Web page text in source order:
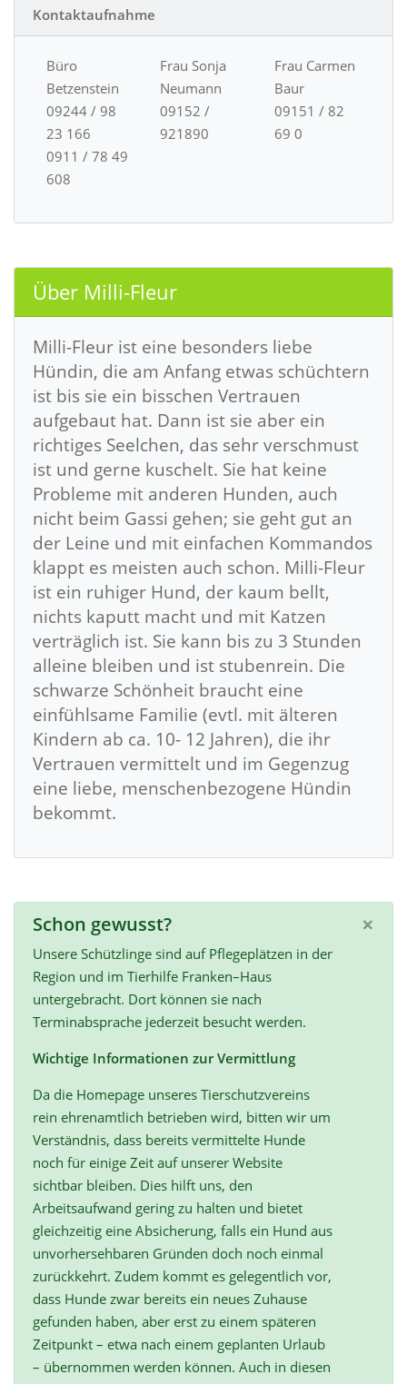
Kontaktaufnahme
Büro
Betzenstein
09244 / 98
23 166
0911 / 78 49
608
Frau Sonja
Neumann
09152 /
921890
Frau Carmen
Baur
09151 / 82
69 0
Über Milli-Fleur
Milli-Fleur ist eine besonders liebe
Hündin, die am Anfang etwas schüchtern
ist bis sie ein bisschen Vertrauen
aufgebaut hat. Dann ist sie aber ein
richtiges Seelchen, das sehr verschmust
ist und gerne kuschelt. Sie hat keine
Probleme mit anderen Hunden, auch
nicht beim Gassi gehen; sie geht gut an
der Leine und mit einfachen Kommandos
klappt es meisten auch schon. Milli-Fleur
ist ein ruhiger Hund, der kaum bellt,
nichts kaputt macht und mit Katzen
verträglich ist. Sie kann bis zu 3 Stunden
alleine bleiben und ist stubenrein. Die
schwarze Schönheit braucht eine
einfühlsame Familie (evtl. mit älteren
Kindern ab ca. 10- 12 Jahren), die ihr
Vertrauen vermittelt und im Gegenzug
eine liebe, menschenbezogene Hündin
bekommt.
×
Schon gewusst?
Unsere Schützlinge sind auf Pflegeplätzen in der
Region und im Tierhilfe Franken–Haus
untergebracht. Dort können sie nach
Terminabsprache jederzeit besucht werden.
Wichtige Informationen zur Vermittlung
Da die Homepage unseres Tierschutzvereins
rein ehrenamtlich betrieben wird, bitten wir um
Verständnis, dass bereits vermittelte Hunde
noch für einige Zeit auf unserer Website
sichtbar bleiben. Dies hilft uns, den
Arbeitsaufwand gering zu halten und bietet
gleichzeitig eine Absicherung, falls ein Hund aus
unvorhersehbaren Gründen doch noch einmal
zurückkehrt. Zudem kommt es gelegentlich vor,
dass Hunde zwar bereits ein neues Zuhause
gefunden haben, aber erst zu einem späteren
Zeitpunkt – etwa nach einem geplanten Urlaub
– übernommen werden können. Auch in diesen